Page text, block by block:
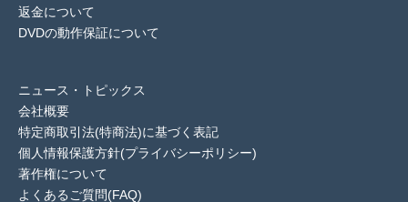
返金について
DVDの動作保証について
ニュース・トピックス
会社概要
特定商取引法(特商法)に基づく表記
個人情報保護方針(プライバシーポリシー)
著作権について
よくあるご質問(FAQ)